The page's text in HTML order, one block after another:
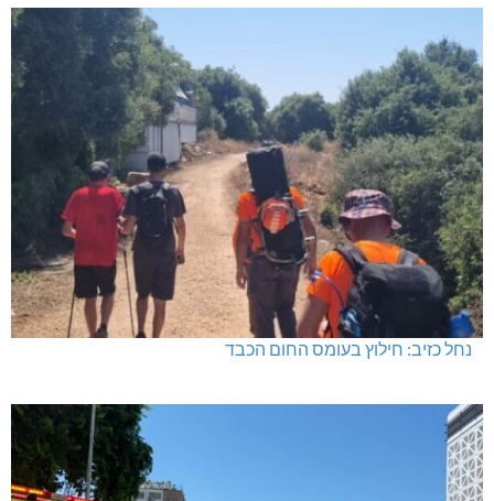
בדיקות פוליגרף – מתי כדאי לבדוק את העובדות ולא להסתפק
בהשערות?